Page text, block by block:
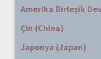
Amerika Birleşik
Çin (China)
Japonya (Japan)